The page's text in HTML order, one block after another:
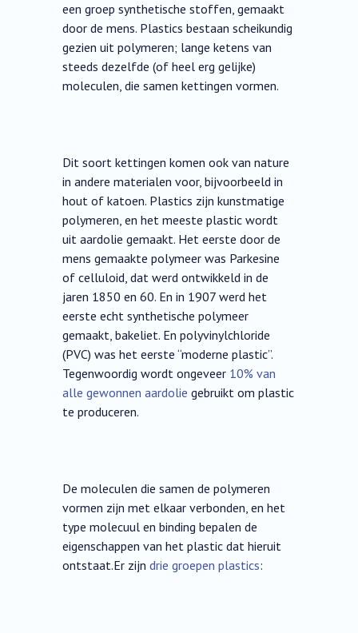
een groep synthetische stoffen, gemaakt
door de mens. Plastics bestaan scheikundig
gezien uit polymeren; lange ketens van
steeds dezelfde (of heel erg gelijke)
moleculen, die samen kettingen vormen.
Dit soort kettingen komen ook van nature
in andere materialen voor, bijvoorbeeld in
hout of katoen. Plastics zijn kunstmatige
polymeren, en het meeste plastic wordt
uit aardolie gemaakt. Het eerste door de
mens gemaakte polymeer was Parkesine
of celluloid, dat werd ontwikkeld in de
jaren 1850 en 60. En in 1907 werd het
eerste echt synthetische polymeer
gemaakt, bakeliet. En polyvinylchloride
(PVC) was het eerste “moderne plastic”.
Tegenwoordig wordt ongeveer 10% van
alle gewonnen aardolie gebruikt om plastic
te produceren.
De moleculen die samen de polymeren
vormen zijn met elkaar verbonden, en het
type molecuul en binding bepalen de
eigenschappen van het plastic dat hieruit
ontstaat.Er zijn drie groepen plastics: